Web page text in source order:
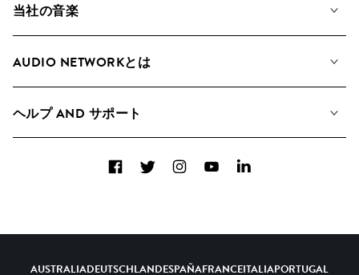
当社の音楽
検索
アルバム
AUDIO NETWORKとは
ヘルプ AND サポート
FacebookTwitterInstagramYouTubeLinkedIn
AUSTRALIADEUTSCHLANDESPAÑAFRANCEITALIAPORTUGAL